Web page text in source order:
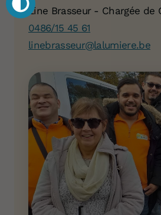
Line Brasseur - Chargée de
0486/15 45 61
linebrasseur@lalumiere.be